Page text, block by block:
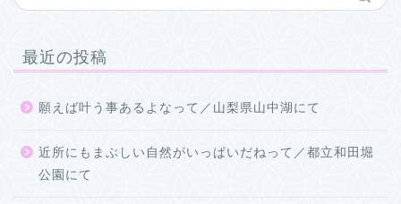
最近の投稿
願えば叶う事あるよなって／山梨県山中湖にて
近所にもまぶしい自然がいっぱいだねって／都立和田堀
公園にて